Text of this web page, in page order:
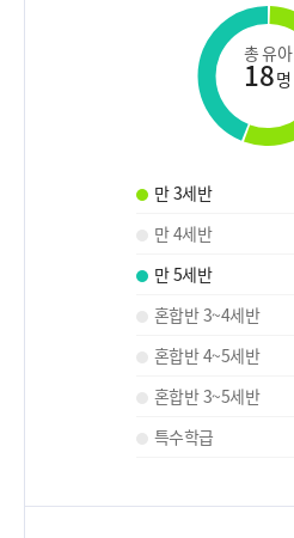
총 유아
18명
만 3세반
만 4세반
만 5세반
혼합반 3~4세반
혼합반 4~5세반
혼합반 3~5세반
특수학급